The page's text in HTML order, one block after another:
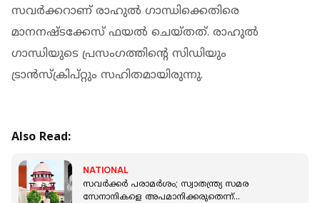
സവര്‍ക്കറാണ് രാഹുല്‍ ഗാന്ധിക്കെതിരെ
മാനനഷ്ടക്കേസ് ഫയല്‍ ചെയ്തത്. രാഹുല്‍
ഗാന്ധിയുടെ പ്രസംഗത്തിന്റെ സിഡിയും
ട്രാന്‍സ്‌ക്രിപ്റ്റും സഹിതമായിരുന്നു.
Also Read:
NATIONAL
സവർക്കർ പരാമർശം; സ്വാതന്ത്ര്യ സമര
സേനാനികളെ അപമാനിക്കരുതെന്ന്